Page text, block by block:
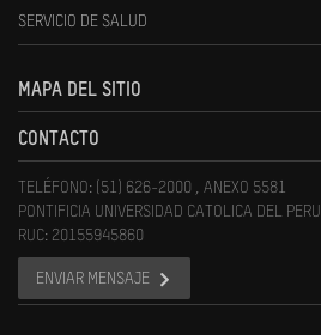
SERVICIO DE SALUD
MAPA DEL SITIO
CONTACTO
TELÉFONO: (51) 626-2000 , ANEXO 5581
PONTIFICIA UNIVERSIDAD CATOLICA DEL PERU
RUC: 20155945860
ENVIAR MENSAJE